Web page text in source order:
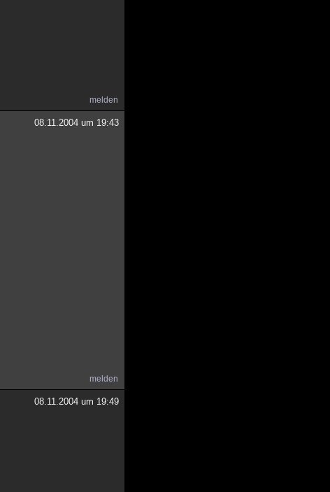
melden
08.11.2004 um 19:43
melden
08.11.2004 um 19:49